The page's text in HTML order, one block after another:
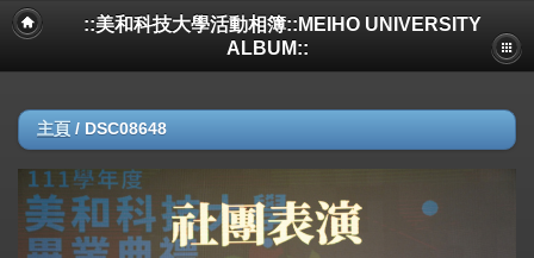
::美和科技大學活動相簿::MEIHO UNIVERSITY
ALBUM::
主頁 / DSC08648